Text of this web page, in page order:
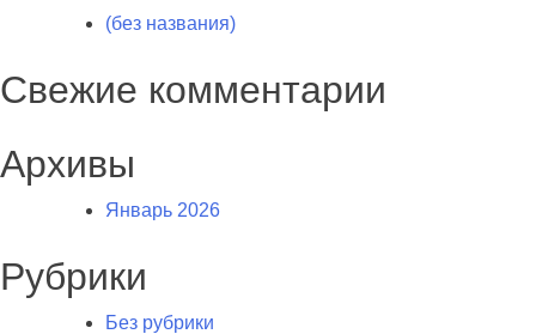
(без названия)
Свежие комментарии
Архивы
Январь 2026
Рубрики
Без рубрики